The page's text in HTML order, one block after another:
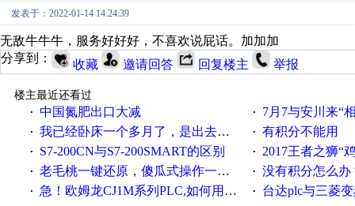
发表于：2022-01-14 14:24:39
无敌牛牛牛，服务好好好，不喜欢说屁话。加加加
分享到：
收藏 邀请回答 回复楼主 举报
楼主最近还看过
· 中国氮肥出口大减 · 7月7与安川来“
· 我已经卧床一个多月了，是出去安装机械手在高速遭遇车祸所致:大家工作都要特别注意啊 · 有积分不能用
· S7-200CN与S7-200SMART的区别 · 2017王者之狮“鸡”情签到
· 老毛桃一键还原，傻瓜式操作一键轻松备份还原；程序为向导式安装，一键即可实现自动备份或还原系统。 · 没有积分怎么办
· 急！欧姆龙CJ1M系列PLC,如何用时间控制变频器。要求时间在组态王中可以自由输入！拜托各位大神了！ · 台达plc与三菱